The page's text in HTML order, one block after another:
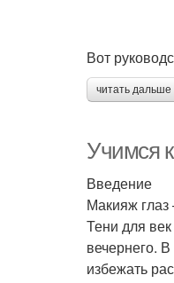
Вот
читать
Учимся
Введение
Макияж глаз
Тени для
вечернего.
избежать